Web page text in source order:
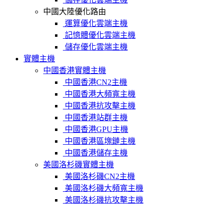
中國大陸優化路由
運算優化雲端主機
記憶體優化雲端主機
儲存優化雲端主機
實體主機
中國香港實體主機
中國香港CN2主機
中國香港大頻寬主機
中國香港抗攻擊主機
中國香港站群主機
中國香港GPU主機
中國香港區塊鏈主機
中國香港儲存主機
美國洛杉磯實體主機
美國洛杉磯CN2主機
美國洛杉磯大頻寬主機
美國洛杉磯抗攻擊主機